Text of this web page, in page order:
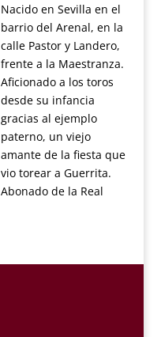
Nacido en Sevilla en el
barrio del Arenal, en la
calle Pastor y Landero,
frente a la Maestranza.
Aficionado a los toros
desde su infancia
gracias al ejemplo
paterno, un viejo
amante de la fiesta que
vio torear a Guerrita.
Abonado de la Real